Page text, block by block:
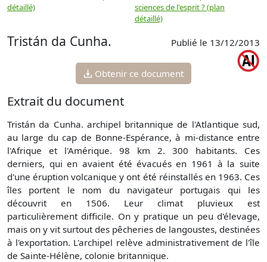
détaillé)
sciences de l'esprit ? (plan
détaillé)
Tristán da Cunha. Publié le 13/12/2013
Obtenir ce document
Extrait du document
Tristán da Cunha. archipel britannique de l'Atlantique sud,
au large du cap de Bonne-Espérance, à mi-distance entre
l'Afrique et l'Amérique. 98 km 2. 300 habitants. Ces
derniers, qui en avaient été évacués en 1961 à la suite
d'une éruption volcanique y ont été réinstallés en 1963. Ces
îles portent le nom du navigateur portugais qui les
découvrit en 1506. Leur climat pluvieux est
particulièrement difficile. On y pratique un peu d'élevage,
mais on y vit surtout des pêcheries de langoustes, destinées
à l'exportation. L'archipel relève administrativement de l'île
de Sainte-Hélène, colonie britannique.